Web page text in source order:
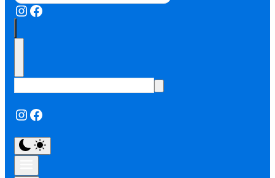
Instagram
Facebook
Instagram
Facebook